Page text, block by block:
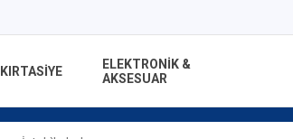
KIRTASİYE
ELEKTRONİK &
AKSESUAR